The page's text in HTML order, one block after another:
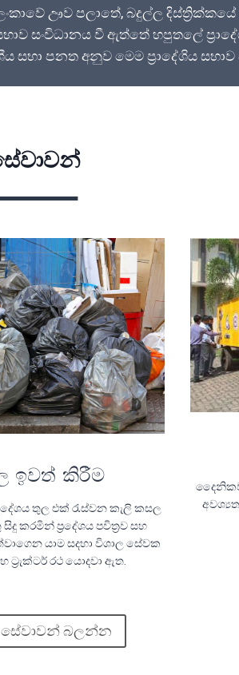
ඌව පලාතේ, බදුල්ල
සංවිධානය වී ඇත්තේ හපුතලේ
සභා පනත අනුව මෙම ප්‍රාදේශිය
ඉවත් කිරීම
තුල එක් රැස්වන කැලි කසල
කරමින් ප්‍රදේශය පවිත්‍රව සහ
යාම සදහා විශාල සේවක
ට්‍රැක්ටර් රථ යොදවා ඇත.
දෛනිකව
බලන්න